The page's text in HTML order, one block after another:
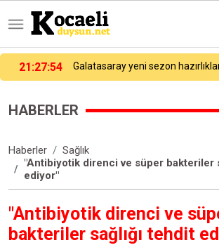
21:27:54 Galatasaray yeni sezon
HABERLER
Haberler
Sağlık
"Antibiyotik direnci ve süper bakteriler
ediyor"
"Antibiyotik direnci ve
bakteriler sağlığı tehdit